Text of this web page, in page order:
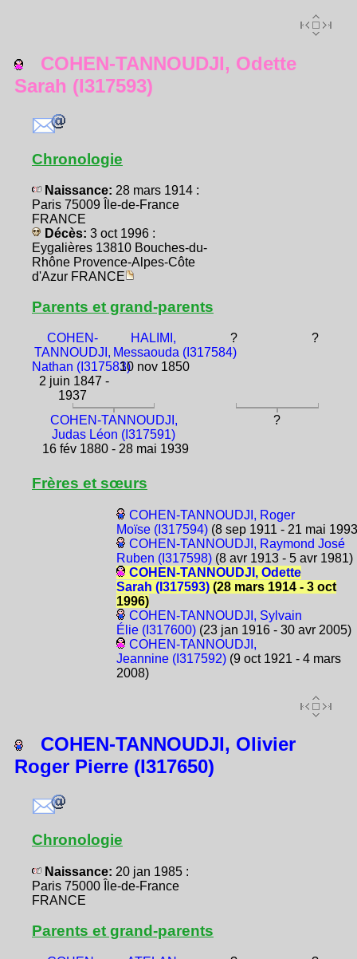
COHEN-TANNOUDJI, Odette
Sarah (I317593)
Chronologie
Naissance: 28 mars 1914 :
Paris 75009 Île-de-France
FRANCE
Décès: 3 oct 1996 :
Eygalières 13810 Bouches-du-
Rhône Provence-Alpes-Côte
d'Azur FRANCE
Parents et grand-parents
COHEN-
TANNOUDJI,
Nathan (I317583)
2 juin 1847 -
1937
HALIMI,
Messaouda (I317584)
10 nov 1850
? ?
COHEN-TANNOUDJI,
Judas Léon (I317591)
16 fév 1880 - 28 mai 1939
?
Frères et sœurs
COHEN-TANNOUDJI, Roger
Moïse (I317594)(8 sep 1911 - 21 mai
COHEN-TANNOUDJI, Raymond José
Ruben (I317598)(8 avr 1913 - 5 avr 1981)
COHEN-TANNOUDJI, Odette
Sarah (I317593)(28 mars 1914 - 3 oct
1996)
COHEN-TANNOUDJI, Sylvain
Élie (I317600)(23 jan 1916 - 30 avr 2005)
COHEN-TANNOUDJI,
Jeannine (I317592)(9 oct 1921 - 4 mars
2008)
COHEN-TANNOUDJI, Olivier
Roger Pierre (I317650)
Chronologie
Naissance: 20 jan 1985 :
Paris 75000 Île-de-France
FRANCE
Parents et grand-parents